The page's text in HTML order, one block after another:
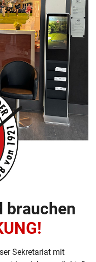
brauchen
Sekretariat mit